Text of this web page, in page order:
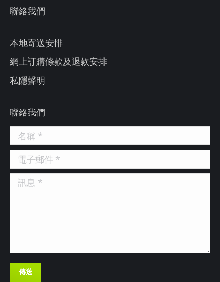
聯絡我們
本地寄送安排
網上訂購條款及退款安排
私隱聲明
聯絡我們
名稱 *
電子郵件 *
訊息 *
傳送